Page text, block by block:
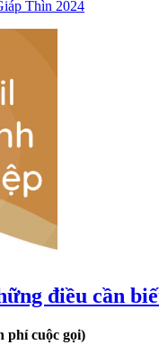
Thìn 2024
điều cần
phí cuộc gọi)